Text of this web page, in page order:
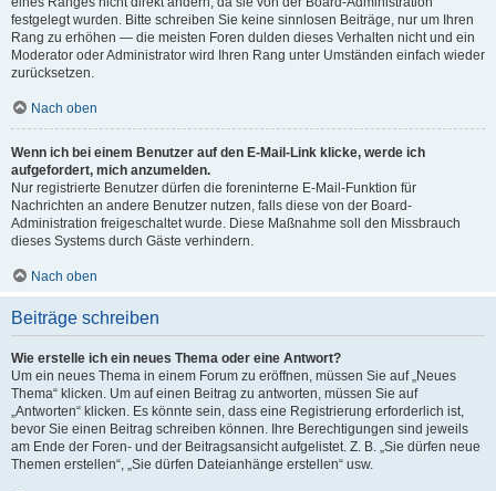
festgelegt wurden. Bitte schreiben Sie keine sinnlosen Beiträge, nur um Ihren
Rang zu erhöhen — die meisten Foren dulden dieses Verhalten nicht und ein
Moderator oder Administrator wird Ihren Rang unter Umständen einfach wieder
zurücksetzen.
Nach oben
Wenn ich bei einem Benutzer auf den E-Mail-Link klicke, werde ich
aufgefordert, mich anzumelden.
Nur registrierte Benutzer dürfen die foreninterne E-Mail-Funktion für
Nachrichten an andere Benutzer nutzen, falls diese von der Board-
Administration freigeschaltet wurde. Diese Maßnahme soll den Missbrauch
dieses Systems durch Gäste verhindern.
Nach oben
Beiträge schreiben
Wie erstelle ich ein neues Thema oder eine Antwort?
Um ein neues Thema in einem Forum zu eröffnen, müssen Sie auf „Neues
Thema“ klicken. Um auf einen Beitrag zu antworten, müssen Sie auf
„Antworten“ klicken. Es könnte sein, dass eine Registrierung erforderlich ist,
bevor Sie einen Beitrag schreiben können. Ihre Berechtigungen sind jeweils
am Ende der Foren- und der Beitragsansicht aufgelistet. Z. B. „Sie dürfen neue
Themen erstellen“, „Sie dürfen Dateianhänge erstellen“ usw.